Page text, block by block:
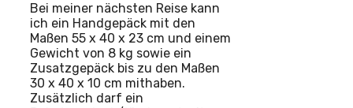
Bei meiner nächsten Reise kann
ich ein Handgepäck mit den
Maßen 55 x 40 x 23 cm und einem
Gewicht von 8 kg sowie ein
Zusatzgepäck bis zu den Maßen
30 x 40 x 10 cm mithaben.
Zusätzlich darf ein